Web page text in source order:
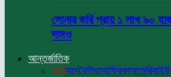
সোনার ভরি প্রায় ১ লাখ ৯০
দামও
আন্তর্জাতিক
Allঅস্ট্রেলিয়াআফ্রিকাআমেরিকা